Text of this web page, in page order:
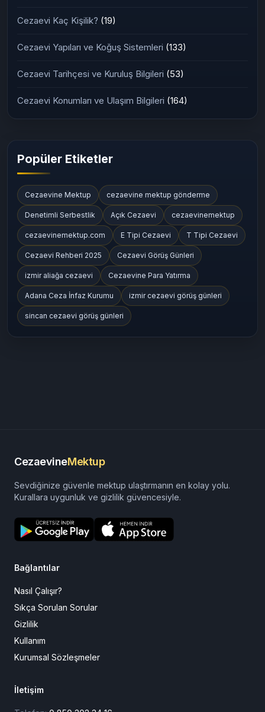
Cezaevi Kaç Kişilik? (19)
Cezaevi Yapıları ve Koğuş Sistemleri (133)
Cezaevi Tarihçesi ve Kuruluş Bilgileri (53)
Cezaevi Konumları ve Ulaşım Bilgileri (164)
Popüler Etiketler
Cezaevine Mektup cezaevine mektup gönderme
Denetimli Serbestlik Açık Cezaevi cezaevinemektup
cezaevinemektup.com E Tipi Cezaevi T Tipi Cezaevi
Cezaevi Rehberi 2025 Cezaevi Görüş Günleri
izmir aliağa cezaevi Cezaevine Para Yatırma
Adana Ceza İnfaz Kurumu izmir cezaevi görüş günleri
sincan cezaevi görüş günleri
CezaevineMektup
Sevdiğinize güvenle mektup ulaştırmanın en kolay yolu.
Kurallara uygunluk ve gizlilik güvencesiyle.
Bağlantılar
Nasıl Çalışır?
Sıkça Sorulan Sorular
Gizlilik
Kullanım
Kurumsal Sözleşmeler
İletişim